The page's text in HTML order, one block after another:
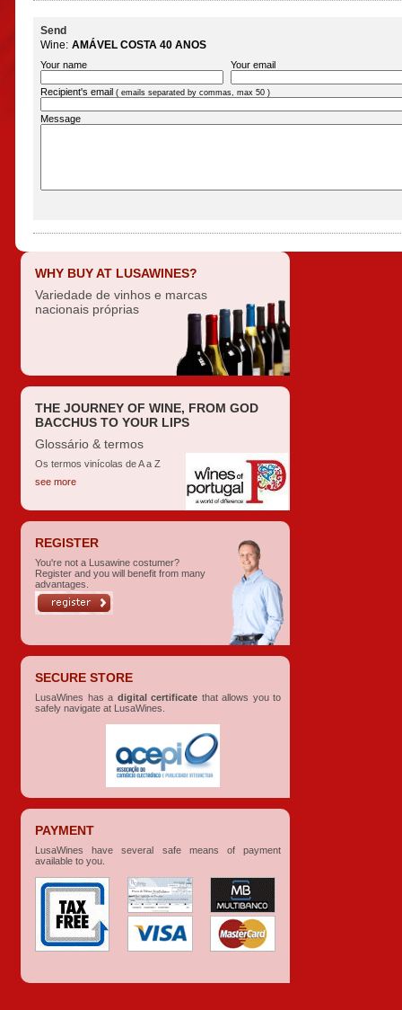
Send
Wine: AMÁVEL COSTA 40 ANOS
Your name Your email
Recipient's email ( emails separated by commas, max 50 )
Message
WHY BUY AT LUSAWINES?
Variedade de vinhos e marcas
nacionais próprias
THE JOURNEY OF WINE, FROM GOD
BACCHUS TO YOUR LIPS
Glossário & termos
Os termos vinícolas de A a Z
see more
REGISTER
You're not a Lusawine costumer?
Register and you will benefit from many
advantages.
SECURE STORE
LusaWines has a digital certificate that allows you to
safely navigate at LusaWines.
PAYMENT
LusaWines have several safe means of payment
available to you.